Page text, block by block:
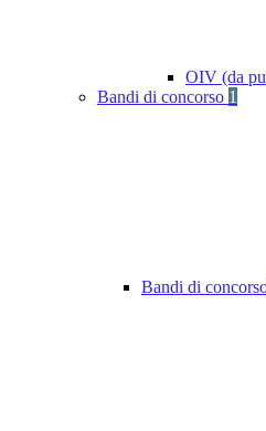
OIV (da
Bandi di concorso 1
Bandi di